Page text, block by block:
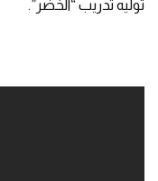
توليه تدريب “الخضر”.